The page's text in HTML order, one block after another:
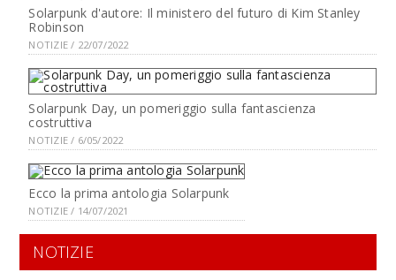
Solarpunk d'autore: Il ministero del futuro di Kim Stanley
Robinson
NOTIZIE / 22/07/2022
Solarpunk Day, un pomeriggio sulla fantascienza
costruttiva
NOTIZIE / 6/05/2022
Ecco la prima antologia Solarpunk
NOTIZIE / 14/07/2021
NOTIZIE